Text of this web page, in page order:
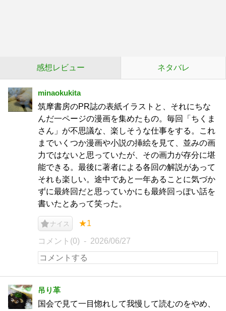
感想レビュー ネタバレ
minaokukita
筑摩書房のPR誌の表紙イラストと、それにちな
んだ一ページの漫画を集めたもの。毎回「ちくま
さん」が不思議な、楽しそうな仕事をする。これ
までいくつか漫画や小説の挿絵を見て、並みの画
力ではないと思っていたが、その画力が存分に堪
能できる。最後に著者による各回の解説があって
それも楽しい。途中であと一年あることに気づか
ずに最終回だと思っていかにも最終回っぽい話を
書いたとあって笑った。
ナイス ★1
コメント(0) 2026/06/27
吊り革
国会で見て一目惚れして我慢して読むのをやめ、